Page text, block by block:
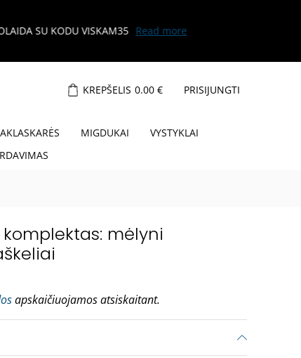
KREPŠELIS 0.00 € PRISIJUNGTI
MIGDUKAI
VYSTYKLAI
mėlyni
apskaičiuojamos atsiskaitant.